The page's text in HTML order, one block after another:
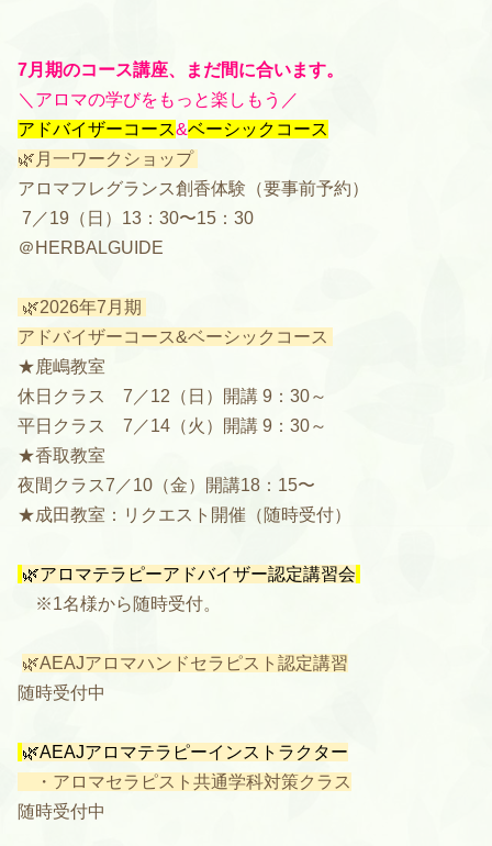
7月期のコース講座、まだ間に合います。
＼アロマの学びをもっと楽しもう／
アドバイザーコース&ベーシックコース
🌿月一ワークショップ
アロマフレグランス創香体験（要事前予約）
7／19（日）13：30〜15：30
＠HERBALGUIDE
🌿2026年7月期
アドバイザーコース&ベーシックコース
★鹿嶋教室
休日クラス 7／12（日）開講 9：30～
平日クラス 7／14（火）開講 9：30～
★香取教室
夜間クラス7／10（金）開講18：15〜
★成田教室：リクエスト開催（随時受付）
🌿アロマテラピーアドバイザー認定講習会
※1名様から随時受付。
🌿AEAJアロマハンドセラピスト認定講習
随時受付中
🌿AEAJアロマテラピーインストラクター
・アロマセラピスト共通学科対策クラス
随時受付中